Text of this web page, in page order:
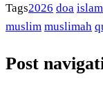
Tags2026 doa islam
muslim muslimah
Post